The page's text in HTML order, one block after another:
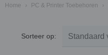
Home › PC & Printer Toebehoren ›
Sorteer op: